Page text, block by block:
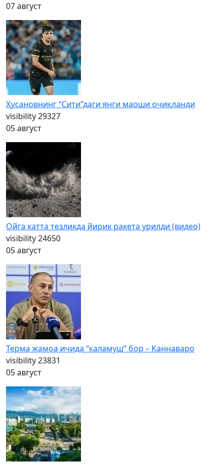
07 август
Ҳусановнинг “Сити”даги янги маоши очиқланди
visibility29327
05 август
Ойга катта тезликда йирик ракета урилди (видео)
visibility24650
05 август
Терма жамоа ичида “каламуш” бор – Каннаваро
visibility23831
05 август